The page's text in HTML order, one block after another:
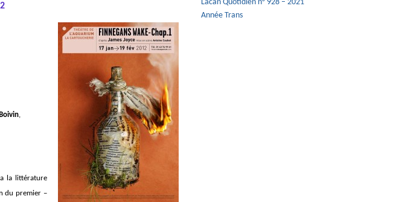
,
la littérature
du premier –
Lacan Quotidien n° 928 – 2021
Année Trans